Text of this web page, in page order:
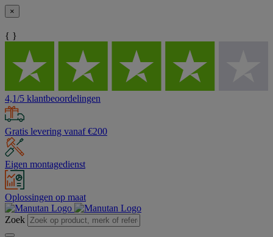
×
{ }
4,1/5 klantbeoordelingen
Gratis levering vanaf €200
Eigen montagedienst
Oplossingen op maat
Zoek